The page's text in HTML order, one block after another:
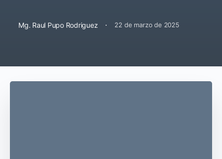
Mg. Raul Pupo Rodriguez · 22 de marzo de 2025